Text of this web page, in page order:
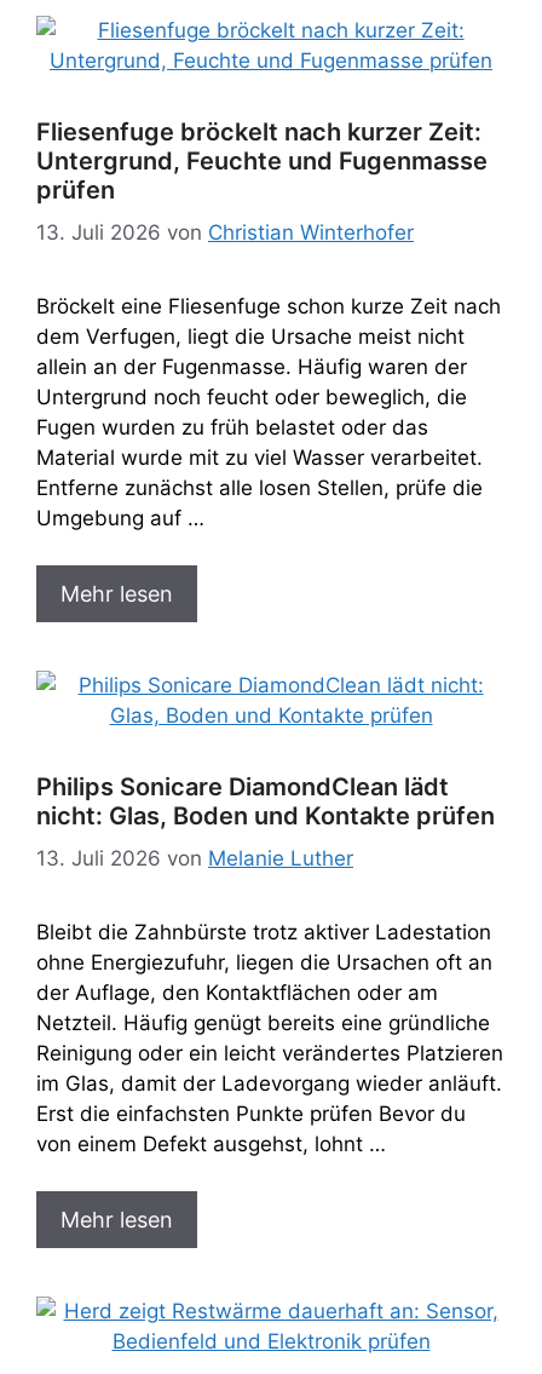
Fliesenfuge bröckelt nach kurzer Zeit:
Untergrund, Feuchte und Fugenmasse
prüfen
13. Juli 2026 von Christian Winterhofer
Bröckelt eine Fliesenfuge schon kurze Zeit nach
dem Verfugen, liegt die Ursache meist nicht
allein an der Fugenmasse. Häufig waren der
Untergrund noch feucht oder beweglich, die
Fugen wurden zu früh belastet oder das
Material wurde mit zu viel Wasser verarbeitet.
Entferne zunächst alle losen Stellen, prüfe die
Umgebung auf …
Mehr lesen
Philips Sonicare DiamondClean lädt
nicht: Glas, Boden und Kontakte prüfen
13. Juli 2026 von Melanie Luther
Bleibt die Zahnbürste trotz aktiver Ladestation
ohne Energiezufuhr, liegen die Ursachen oft an
der Auflage, den Kontaktflächen oder am
Netzteil. Häufig genügt bereits eine gründliche
Reinigung oder ein leicht verändertes Platzieren
im Glas, damit der Ladevorgang wieder anläuft.
Erst die einfachsten Punkte prüfen Bevor du
von einem Defekt ausgehst, lohnt …
Mehr lesen